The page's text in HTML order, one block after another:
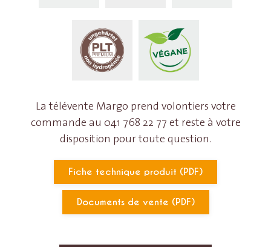
La télévente Margo prend volontiers votre
commande au 041 768 22 77 et reste à votre
disposition pour toute question.
Fiche technique produit (PDF)
Documents de vente (PDF)